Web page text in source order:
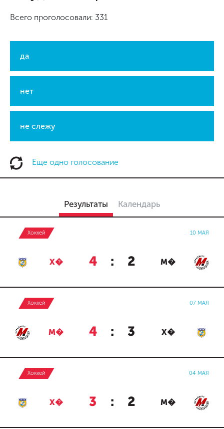
Всего проголосовали: 331
да
нет
не слежу
Еще одно голосование
Результаты Календарь
Хоккей 10 МАЯ
Х� 4 : 2 М�
Хоккей 07 МАЯ
М� 4 : 3 Х�
Хоккей 04 МАЯ
Х� 3 : 2 М�